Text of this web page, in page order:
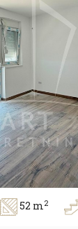
52 m2